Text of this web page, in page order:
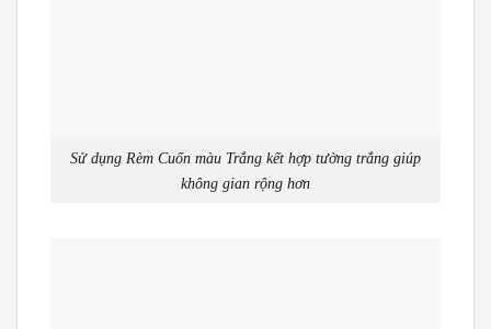
Sử dụng Rèm Cuốn màu Trắng kết hợp tường trắng giúp
không gian rộng hơn